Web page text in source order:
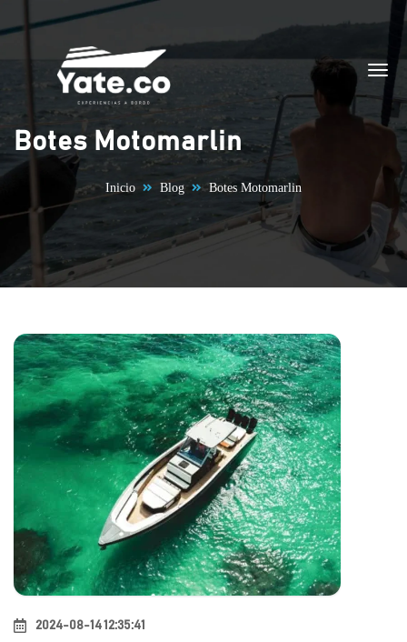
Saltar al contenido
Botes Motomarlin
Inicio Blog Botes Motomarlin
2024-08-14 12:35:41